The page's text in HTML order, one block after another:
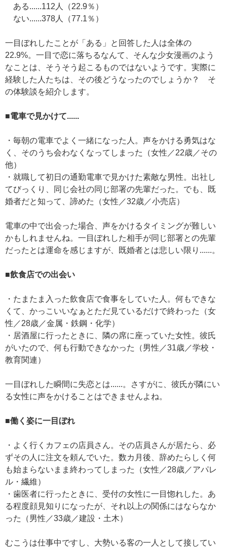
ある......112人（22.9％）
ない......378人（77.1％）
一目ぼれしたことが「ある」と回答した人は全体の
22.9%。一目で恋に落ちるなんて、そんな少女漫画のよう
なことは、そうそう起こるものではないようです。実際に
経験した人たちは、その後どうなったのでしょうか？ そ
の体験談を紹介します。
■電車で見かけて......
・毎朝の電車でよく一緒になった人。声をかける勇気はな
く、そのうち会わなくなってしまった（女性／22歳／その
他）
・就職して初日の通勤電車で見かけた素敵な男性。出社し
てびっくり、同じ会社の同じ部署の先輩だった。でも、既
婚者だと知って、諦めた（女性／32歳／小売店）
電車の中で出会った場合、声をかけるタイミングが難しい
かもしれませんね。一目ぼれした相手が同じ部署との先輩
だったとは運命を感じますが、既婚者とは悲しい限り......。
■飲食店での出会い
・たまたま入った飲食店で食事をしていた人。何もできな
くて、かっこいいなぁとただ見ているだけで終わった（女
性／28歳／金属・鉄鋼・化学）
・居酒屋に行ったときに、隣の席に座っていた女性。彼氏
がいたので、何も行動できなかった（男性／31歳／学校・
教育関連）
一目ぼれした瞬間に失恋とは......。さすがに、彼氏が隣にい
る女性に声をかけることはできませんよね。
■働く姿に一目ぼれ
・よく行くカフェの店員さん。その店員さんが居たら、必
ずその人に注文を頼んでいた。数カ月後、辞めたらしく何
も始まらないまま終わってしまった（女性／28歳／アパレ
ル・繊維）
・歯医者に行ったときに、受付の女性に一目惚れした。あ
る程度顔見知りになったが、それ以上の関係にはならなか
った（男性／33歳／建設・土木）
むこうは仕事中ですし、大勢いる客の一人として接してい